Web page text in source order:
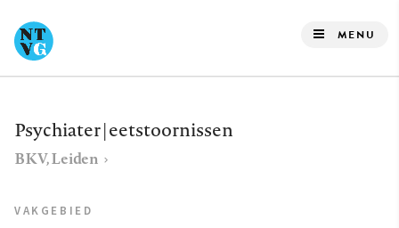
naar
de
gaan
MENU
Psychiater | eetstoornissen
BKV, Leiden
VAKGEBIED